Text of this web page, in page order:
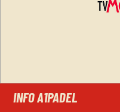
INFO A1PADEL